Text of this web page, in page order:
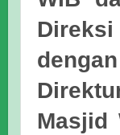
Masjid